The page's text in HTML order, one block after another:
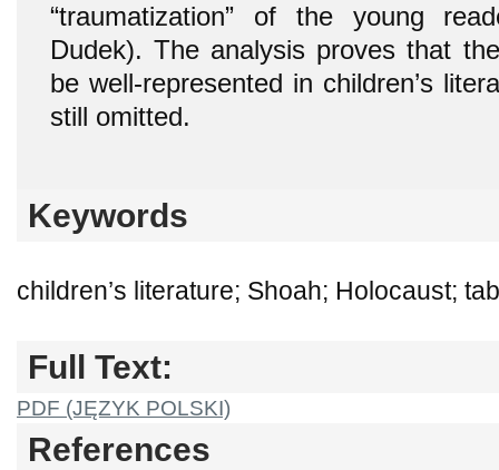
“traumatization” of the young
Dudek). The analysis proves that
be well-represented in children’s
still omitted.
Keywords
children’s literature; Shoah; Holocaust;
Full Text:
PDF (JĘZYK POLSKI)
References